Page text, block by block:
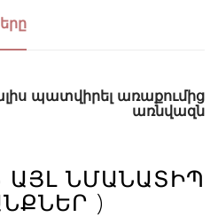
պատվիրել առաքումից
առնվազն
ԱՅԼ ՆՄԱՆԱՏԻՊ
)